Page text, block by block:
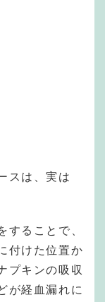
スは、実は
することで、
付けた位置か
プキンの吸収
が経血漏れに